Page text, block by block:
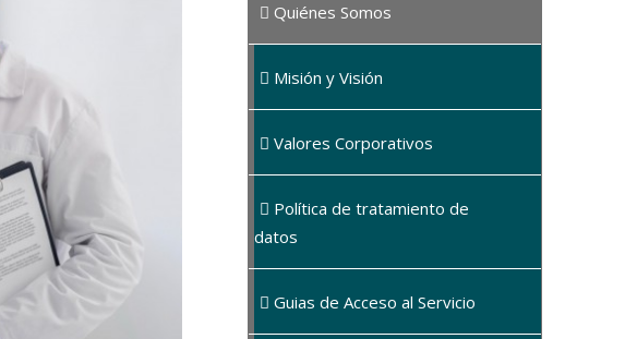
Quiénes Somos
Misión y Visión
Valores Corporativos
Política de tratamiento de
datos
Guias de Acceso al Servicio